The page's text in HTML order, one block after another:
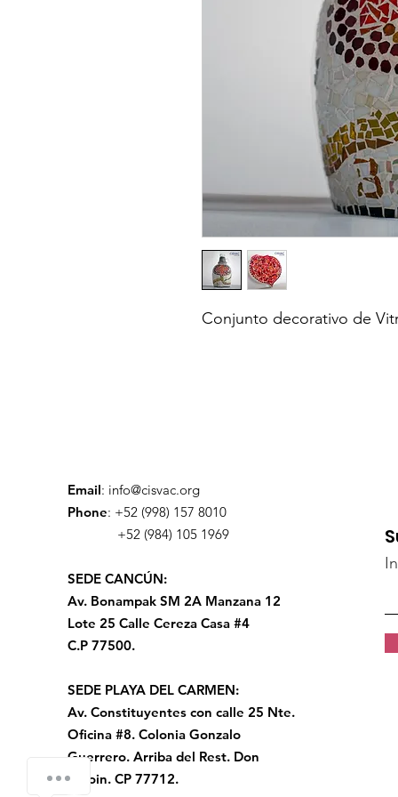
Conjunto decorativo de
Email: info@cisvac.org
Phone: +52 (998) 157 8010
+52 (984) 105 1969
SEDE CANCÚN:
Av. Bonampak SM 2A Manzana 12
Lote 25 Calle Cereza Casa #4
C.P 77500.
SEDE PLAYA DEL CARMEN:
Av. Constituyentes con calle 25 Nte.
Oficina #8. Colonia Gonzalo
Guerrero. Arriba del Rest. Don
Sirloin. CP 77712.
how-can-we-help